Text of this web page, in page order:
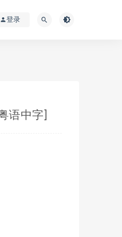
登录
语中字]